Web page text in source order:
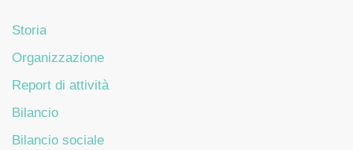
Storia
Organizzazione
Report di attività
Bilancio
Bilancio sociale